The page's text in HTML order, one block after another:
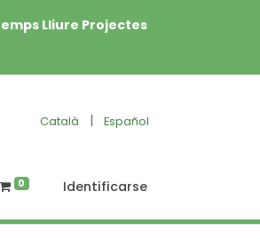
Lliure Projectes
Català | Español
0 Identificarse